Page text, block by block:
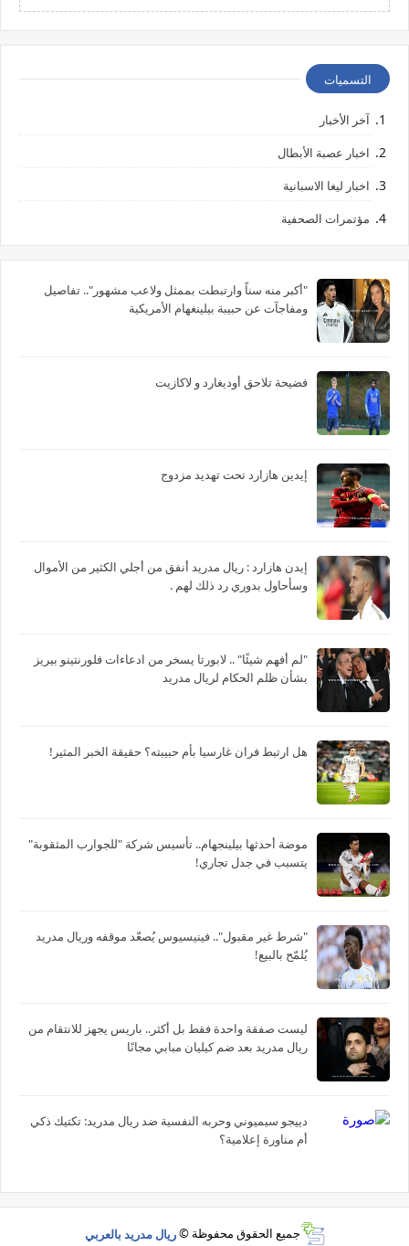
التسميات
آخر الأخبار
اخبار عصبة الأبطال
اخبار ليغا الاسبانية
مؤتمرات الصحفية
"أكبر منه سناً وارتبطت بممثل ولاعب مشهور".. تفاصيل
ومفاجآت عن حبيبة بيلينغهام الأمريكية
فضيحة تلاحق أوديغارد و لاكازيت
إيدين هازارد تحت تهديد مزدوج
‏إيدن هازارد : ريال مدريد أنفق من أجلي الكثير من الأموال
وسأحاول بدوري رد ذلك لهم .
"لم أفهم شيئًا" .. لابورتا يسخر من ادعاءات فلورنتينو بيريز
بشأن ظلم الحكام لريال مدريد
هل ارتبط فران غارسيا بأم حبيبته؟ حقيقة الخبر المثير!
موضة أحدثها بيلينجهام.. تأسيس شركة "للجوارب المثقوبة"
يتسبب في جدل تجاري!
"شرط غير مقبول".. فينيسيوس يُصعّد موقفه وريال مدريد
يُلمّح بالبيع!
ليست صفقة واحدة فقط بل أكثر.. باريس يجهز للانتقام من
ريال مدريد بعد ضم كيليان مبابي مجانًا
دييجو سيميوني وحربه النفسية ضد ريال مدريد: تكتيك ذكي
أم مناورة إعلامية؟
جميع الحقوق محفوظة ©ريال مدريد بالعربي